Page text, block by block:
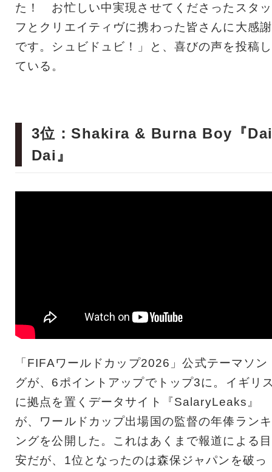
た！ お忙しい中実現させてくださったスタッ
フとクリエイティヴに携わった皆さんに大感謝
です。シュビドュビ！」と、喜びの声を投稿し
ている。
3位：Shakira & Burna Boy『
Dai』
「FIFAワールドカップ2026」公式テーマソン
グが、6ポイントアップでトップ3に。イギリ
に拠点を置くデータサイト『SalaryLeaks』
が、ワールドカップ出場国の監督の年俸ランキ
ングを公開した。これはあくまで報道による目
安だが、1位となったのは森保ジャパンを破っ